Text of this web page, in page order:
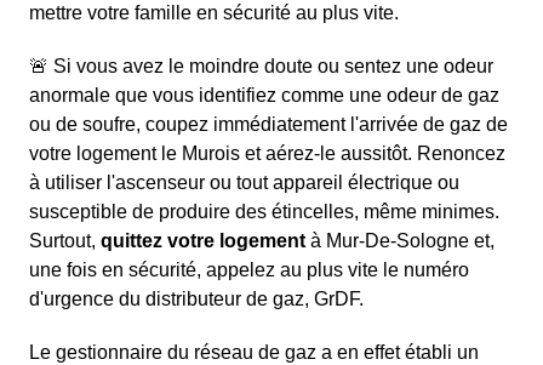
mettre votre famille en sécurité au plus vite.
🚨 Si vous avez le moindre doute ou sentez une odeur
anormale que vous identifiez comme une odeur de gaz
ou de soufre, coupez immédiatement l'arrivée de gaz de
votre logement le Murois et aérez-le aussitôt. Renoncez
à utiliser l'ascenseur ou tout appareil électrique ou
susceptible de produire des étincelles, même minimes.
Surtout, quittez votre logement à Mur-De-Sologne et,
une fois en sécurité, appelez au plus vite le numéro
d'urgence du distributeur de gaz, GrDF.
Le gestionnaire du réseau de gaz a en effet établi un